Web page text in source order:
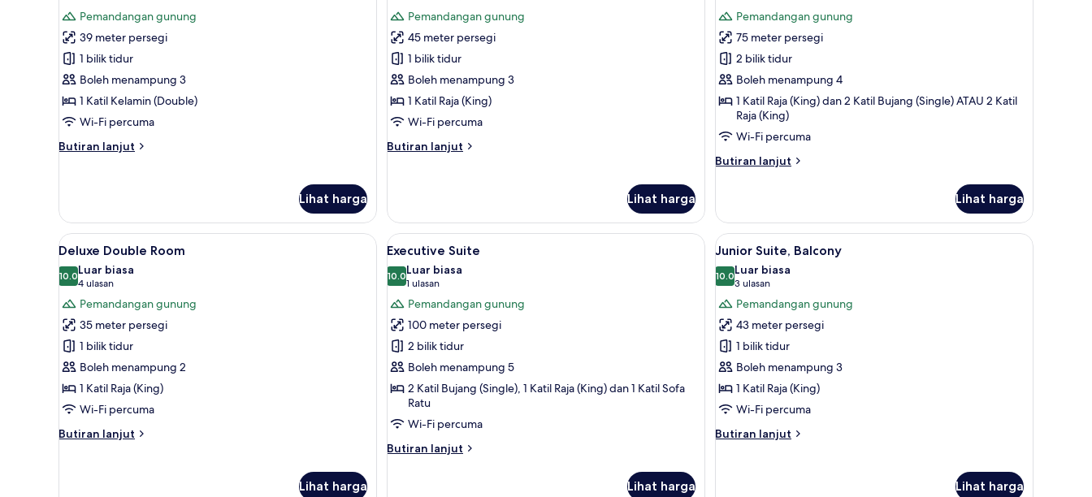
foto
untuk
Junior
Suite
Pemandangan gunung
39 meter persegi
1 bilik tidur
Boleh menampung 3
1 Katil Kelamin (Double)
Wi-Fi percuma
Butiran lanjut
Butiran
Lihat harga
foto
untuk
Junior
Suite,
Mountain
View
Pemandangan gunung
45 meter persegi
1 bilik tidur
Boleh menampung 3
1 Katil Raja (King)
Wi-Fi percuma
Butiran lanjut
Butiran
Mountain
View
Lihat harga
foto
untuk
Suite
Pemandangan gunung
75 meter persegi
2 bilik tidur
Boleh menampung 4
1 Katil Raja (King) dan 2 Katil Bujang (Single) ATAU 2 Katil
Raja (King)
Wi-Fi percuma
Butiran lanjut
Butiran
Lihat harga
Lihat
semua
foto
untuk
Deluxe
Double
Room
Deluxe Double Room | Peralatan tempat tidur premium, item bar mini percuma
4
Deluxe Double Room
10.010.0 daripada 10
Luar biasa
4 ulasan
(4
ulasan)
Pemandangan gunung
35 meter persegi
1 bilik tidur
Boleh menampung 2
1 Katil Raja (King)
Wi-Fi percuma
Butiran lanjut
Butiran
Lihat harga
Lihat
semua
foto
untuk
Executive
Suite
Executive Suite | Peralatan tempat tidur premium, item bar mini percuma
7
Executive Suite
10.010.0 daripada 10
Luar biasa
1 ulasan
(1
ulasan)
Pemandangan gunung
100 meter persegi
2 bilik tidur
Boleh menampung 5
2 Katil Bujang (Single), 1 Katil Raja (King) dan 1 Katil Sofa
Ratu
Wi-Fi percuma
Butiran lanjut
Butiran
Lihat harga
Lihat
semua
foto
untuk
Junior
Suite,
Balcony
Junior Suite, Balcony | Peralatan tempat
5
Junior Suite, Balcony
10.010.0 daripada 10
Luar biasa
3 ulasan
(3
ulasan)
Pemandangan gunung
43 meter persegi
1 bilik tidur
Boleh menampung 3
1 Katil Raja (King)
Wi-Fi percuma
Butiran lanjut
Butiran
Lihat harga